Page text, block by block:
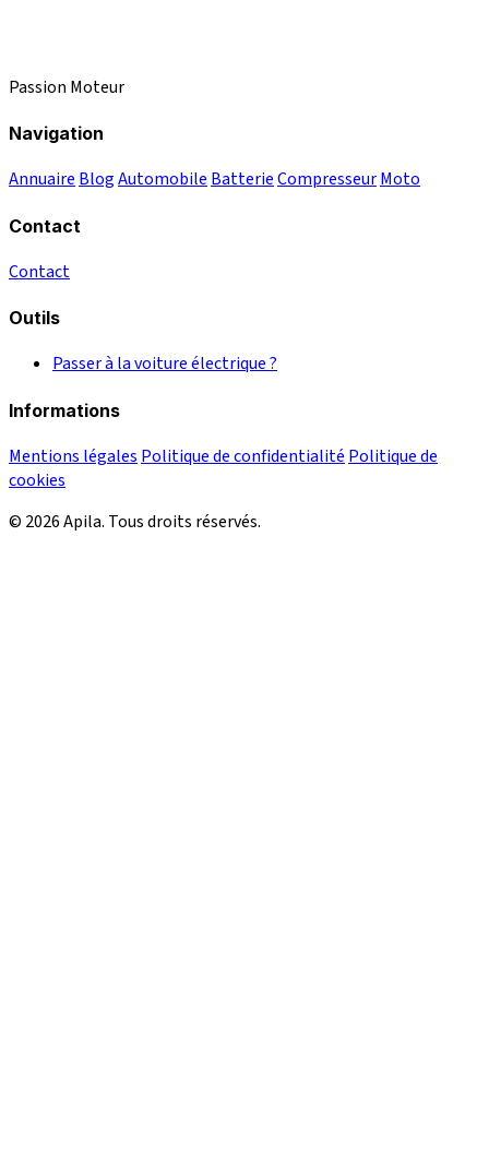
Passion Moteur
Navigation
Annuaire BlogAutomobile BatterieCompresseurMoto
Contact
Contact
Outils
Passer à la voiture électrique ?
Informations
Mentions légales Politique de confidentialité Politique de
cookies
© 2026 Apila. Tous droits réservés.